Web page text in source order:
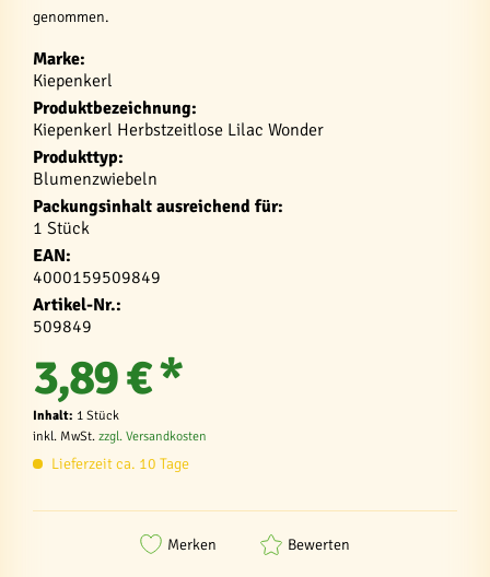
genommen.
Marke:
Kiepenkerl
Produktbezeichnung:
Kiepenkerl Herbstzeitlose Lilac Wonder
Produkttyp:
Blumenzwiebeln
Packungsinhalt ausreichend für:
1 Stück
EAN:
4000159509849
Artikel-Nr.:
509849
3,89 € *
Inhalt: 1 Stück
inkl. MwSt. zzgl. Versandkosten
Lieferzeit ca. 10 Tage
Merken Bewerten